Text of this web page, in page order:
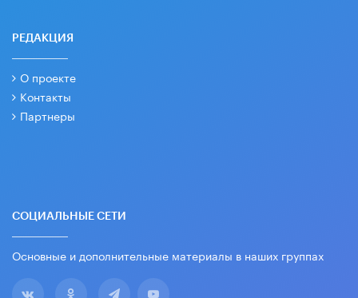
РЕДАКЦИЯ
О проекте
Контакты
Партнеры
СОЦИАЛЬНЫЕ СЕТИ
Основные и дополнительные материалы в наших группах